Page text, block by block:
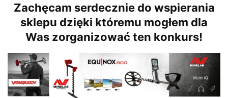
Zachęcam serdecznie do wspierania
sklepu dzięki któremu mogłem dla
Was zorganizować ten konkurs!